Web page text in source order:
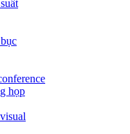
họp